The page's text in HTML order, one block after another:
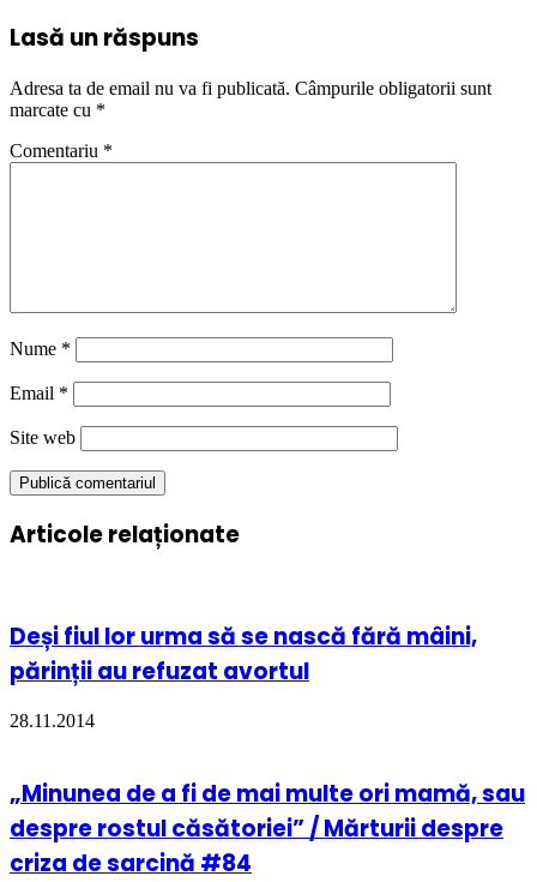
Lasă un răspuns
Adresa ta de email nu va fi publicată. Câmpurile obligatorii sunt
marcate cu *
Comentariu *
Nume *
Email *
Site web
Articole relaționate
Deși fiul lor urma să se nască fără mâini,
părinții au refuzat avortul
28.11.2014
„Minunea de a fi de mai multe ori mamă, sau
despre rostul căsătoriei” / Mărturii despre
criza de sarcină #84